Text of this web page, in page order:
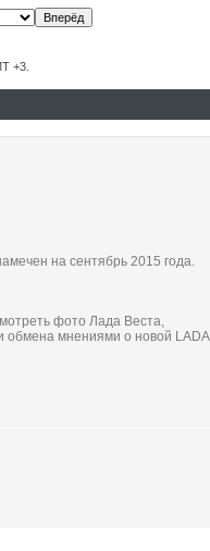
+3.
на сентябрь 2015 года.
фото Лада Веста,
обмена мнениями о новой LADA